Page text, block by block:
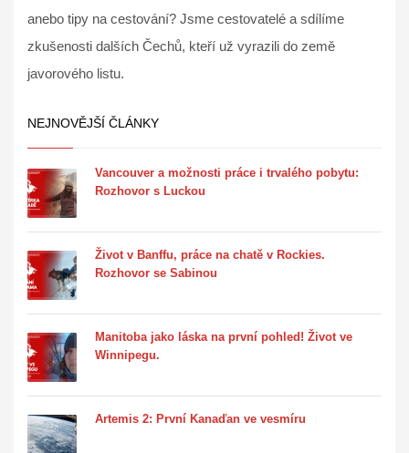
anebo tipy na cestování? Jsme cestovatelé a sdílíme
zkušenosti dalších Čechů, kteří už vyrazili do země
javorového listu.
NEJNOVĚJŠÍ ČLÁNKY
Vancouver a možnosti práce i trvalého pobytu:
Rozhovor s Luckou
Život v Banffu, práce na chatě v Rockies.
Rozhovor se Sabinou
Manitoba jako láska na první pohled! Život ve
Winnipegu.
Artemis 2: První Kanaďan ve vesmíru